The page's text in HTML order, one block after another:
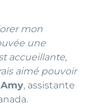
mon
une
accueillante,
aimé pouvoir
Amy, assistante